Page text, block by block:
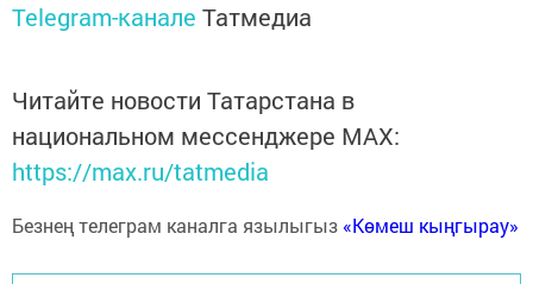
Telegram-канале Татмедиа
Читайте новости Татарстана в
национальном мессенджере MАХ:
https://max.ru/tatmedia
Безнең телеграм каналга язылыгыз «Көмеш кыңгырау»